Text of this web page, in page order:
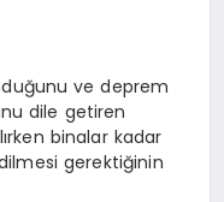
ve deprem
dile getiren
binalar kadar
gerektiğinin